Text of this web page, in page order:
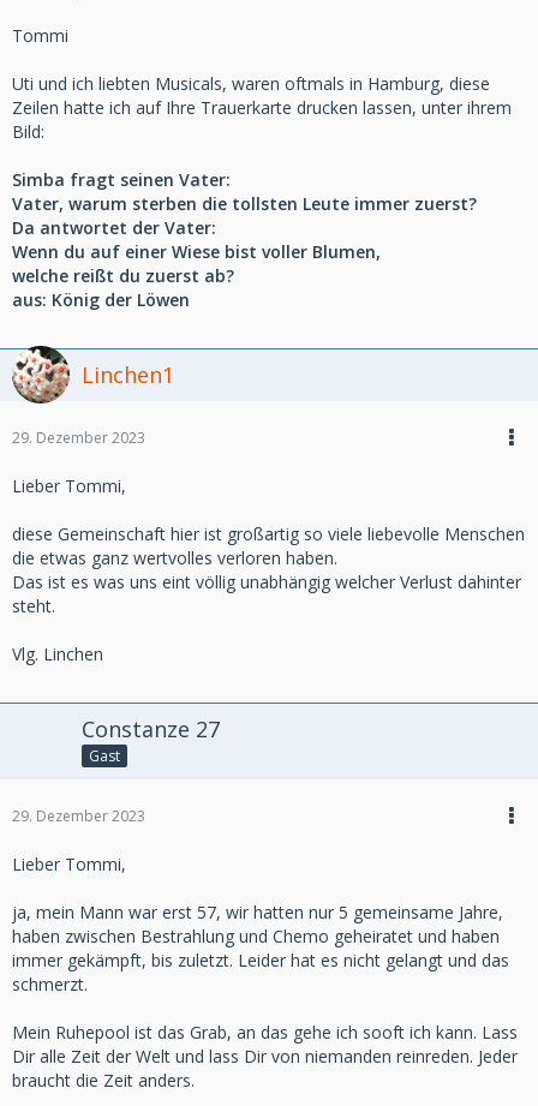
Tommi
Uti und ich liebten Musicals, waren oftmals in Hamburg, diese
Zeilen hatte ich auf Ihre Trauerkarte drucken lassen, unter ihrem
Bild:
Simba fragt seinen Vater:
Vater, warum sterben die tollsten Leute immer zuerst?
Da antwortet der Vater:
Wenn du auf einer Wiese bist voller Blumen,
welche reißt du zuerst ab?
aus: König der Löwen
Linchen1
29. Dezember 2023
Lieber Tommi,
diese Gemeinschaft hier ist großartig so viele liebevolle Menschen
die etwas ganz wertvolles verloren haben.
Das ist es was uns eint völlig unabhängig welcher Verlust dahinter
steht.
Vlg. Linchen
Constanze 27
Gast
29. Dezember 2023
Lieber Tommi,
ja, mein Mann war erst 57, wir hatten nur 5 gemeinsame Jahre,
haben zwischen Bestrahlung und Chemo geheiratet und haben
immer gekämpft, bis zuletzt. Leider hat es nicht gelangt und das
schmerzt.
Mein Ruhepool ist das Grab, an das gehe ich sooft ich kann. Lass
Dir alle Zeit der Welt und lass Dir von niemanden reinreden. Jeder
braucht die Zeit anders.